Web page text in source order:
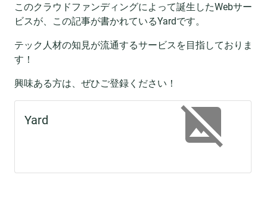
このクラウドファンディングによって誕生したWebサー
ビスが、この記事が書かれているYardです。
テック人材の知見が流通するサービスを目指しておりま
す！
興味ある方は、ぜひご登録ください！